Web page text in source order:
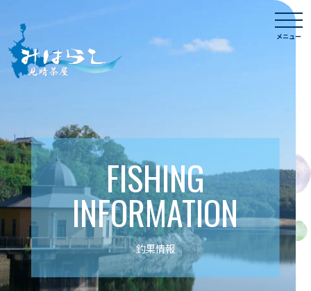
content
メニュー
FISHING
INFORMATION
釣果情報